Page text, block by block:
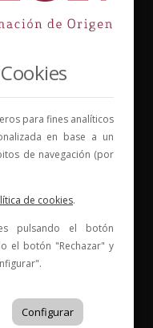
para fines analíticos
en base a un
de navegación (por
de cookies.
pulsando el botón
el botón "Rechazar" y
Configurar